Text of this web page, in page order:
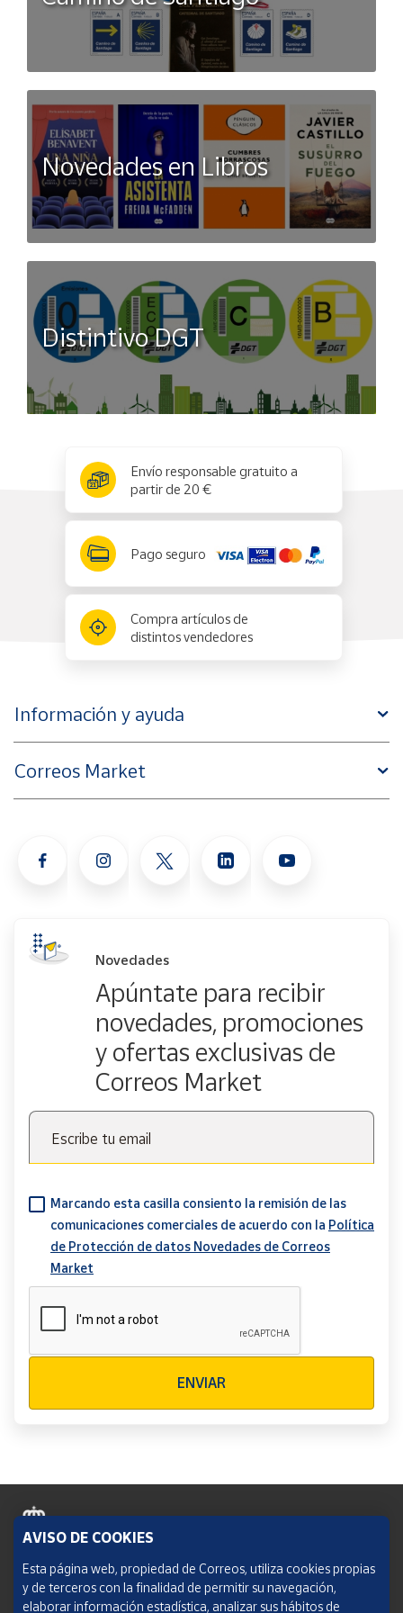
temáticos, obras teatrales, fiestas de disfraces y
celebraciones históricas. La combinación de gorro, camiseta,
cinturón y pantalón crea un conjunto cohesivo y auténtico,
ideal para que cualquier adulto se sienta como un verdadero
paje de la época medieval.
Novedades en Libros
Distintivo DGT
Envío responsable gratuito a
partir de 20 €
Pago seguro
Compra artículos de
distintos vendedores
Información y ayuda
Correos Market
Novedades
Apúntate para recibir
novedades, promociones
y ofertas exclusivas de
Correos Market
Escribe tu email
Marcando esta casilla consiento la remisión de las
comunicaciones comerciales de acuerdo con la Política
de Protección de datos Novedades de Correos
Market
ENVIAR
Política de cookies
Aviso legal
AVISO DE COOKIES
Esta página web, propiedad de Correos, utiliza cookies propias
y de terceros con la finalidad de permitir su navegación,
elaborar información estadística, analizar sus hábitos de